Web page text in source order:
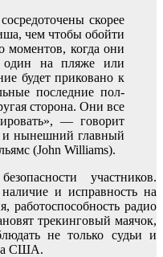
скорее
чем чтобы обойти
моментов, когда они
один на пляже или
будет приковано к
последние пол-
сторона. Они все
— говорит
нынешний главный
(John Williams).
участников.
и исправность на
работоспособность радио
трекинговый маячок,
не только судьи и
США.